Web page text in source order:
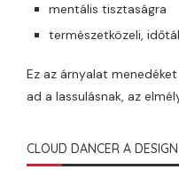
mentális tisztaságra
természetközeli,
Ez az árnyalat
ad a lassulásnak, az
CLOUD DANCER A